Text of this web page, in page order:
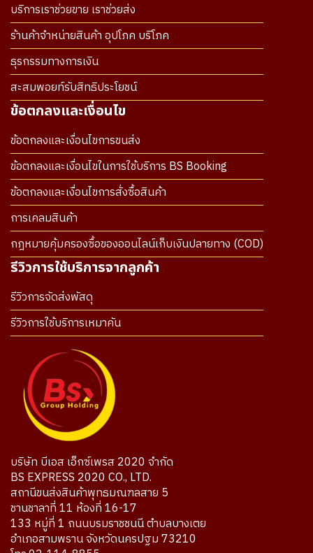
บริการเราช่วยขาย เราช่วยส่ง
ร้านค้าจำหน่ายสินค้า อุปโภค บริโภค
ธุรกรรมทางการเงิน
สะสมพอยท์รับสิทธิประโยชน์
ข้อตกลงและเงื่อนไข
ข้อตกลงและเงื่อนไขการขนส่ง
ข้อตกลงและเงื่อนไขในการใช้บริการ BS Booking
ข้อตกลงและเงื่อนไขการสั่งซื้อสินค้า
การเคลมสินค้า
กฎหมายคุ้มครองซื้อของออนไลน์เก็บเงินปลายทาง (COD)
รีวิวการใช้บริการจากลูกค้า
รีวิวการจัดส่งพัสดุ
รีวิวการใช้บริการเหมาคัน
บริษัท บีเอส เอ็กซ์เพรส 2020 จำกัด
BS EXPRESS 2020 CO., LTD.
สถานีขนส่งสินค้าพุทธมณฑลสาย 5
ชานชาลาที่ 11 ห้องที่ 16-17
133 หมู่ที่ 1 ถนนบรมราชชนนี ตำบลบางเตย
อำเภอสามพราน จังหวัดนครปฐม 73210